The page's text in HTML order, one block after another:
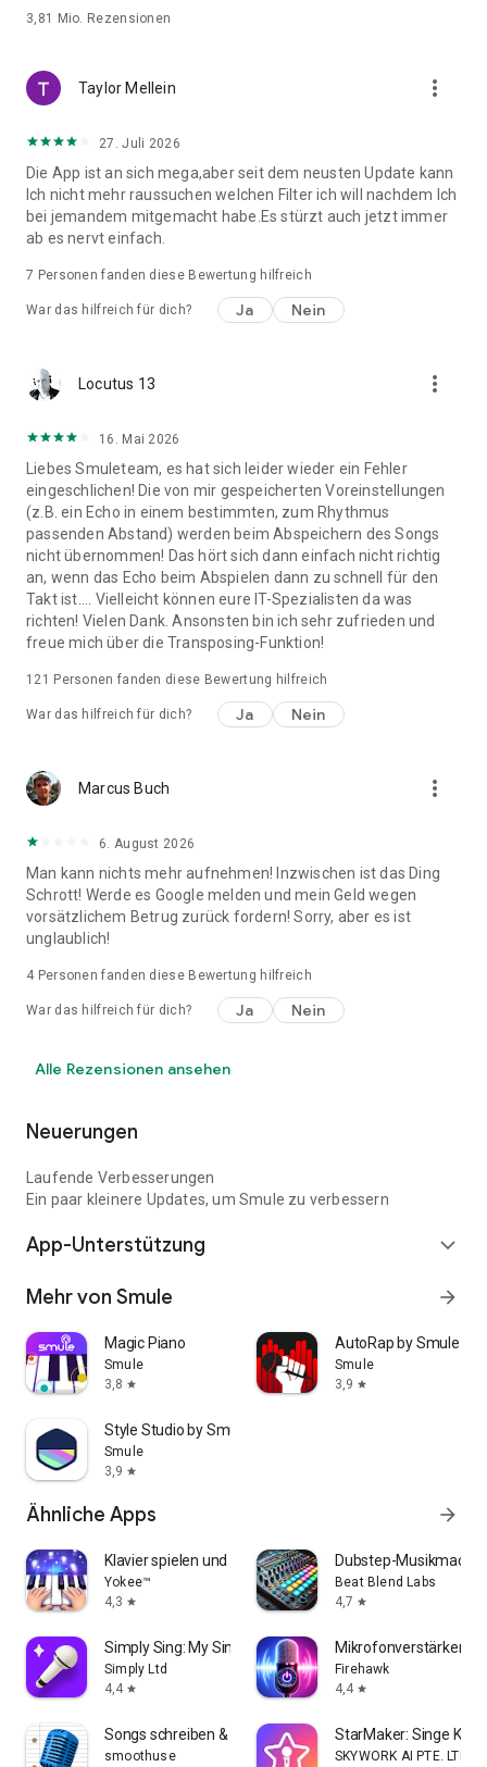
3,81 Mio. Rezensionen
Taylor Mellein more_vert
27. Juli 2026
Die App ist an sich mega,aber seit dem neusten Update kann
Ich nicht mehr raussuchen welchen Filter ich will nachdem Ich
bei jemandem mitgemacht habe.Es stürzt auch jetzt immer
ab es nervt einfach.
7 Personen fanden diese Bewertung hilfreich
War das hilfreich für dich? Ja Nein
Locutus 13 more_vert
16. Mai 2026
Liebes Smuleteam, es hat sich leider wieder ein Fehler
eingeschlichen! Die von mir gespeicherten Voreinstellungen
(z.B. ein Echo in einem bestimmten, zum Rhythmus
passenden Abstand) werden beim Abspeichern des Songs
nicht übernommen! Das hört sich dann einfach nicht richtig
an, wenn das Echo beim Abspielen dann zu schnell für den
Takt ist.... Vielleicht können eure IT-Spezialisten da was
richten! Vielen Dank. Ansonsten bin ich sehr zufrieden und
freue mich über die Transposing-Funktion!
121 Personen fanden diese Bewertung hilfreich
War das hilfreich für dich? Ja Nein
Marcus Buch more_vert
6. August 2026
Man kann nichts mehr aufnehmen! Inzwischen ist das Ding
Schrott! Werde es Google melden und mein Geld wegen
vorsätzlichem Betrug zurück fordern! Sorry, aber es ist
unglaublich!
4 Personen fanden diese Bewertung hilfreich
War das hilfreich für dich? Ja Nein
Alle Rezensionen ansehen
Neuerungen
Laufende Verbesserungen
Ein paar kleinere Updates, um Smule zu verbessern
App-Unterstützung expand_more
Mehr von Smule arrow_forward
Magic Piano
Smule
3,8 star
AutoRap by Smule
Smule
3,9 star
Style Studio by Smule
Smule
3,9 star
Ähnliche Apps arrow_forward
Klavier spielen und lernen
Yokee™
4,3 star
Dubstep-Musikmacher
Beat Blend Labs
4,7 star
Simply Sing: My Singing App
Simply Ltd
4,4 star
Mikrofonverstärker
Firehawk
4,4 star
Songs schreiben & aufnehmen
smoothuse
StarMaker: Singe
SKYWORK AI PTE. LTD.